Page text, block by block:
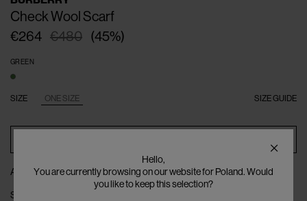
Check Wool Scarf
€480
€264 (45%)
GREEN
SIZE GUIDE
SIZE ONE SIZE
ADD TO WISHLIST
SHARE
Hello,
You are currently browsing on our website for Poland. Would
you like to keep this selection?